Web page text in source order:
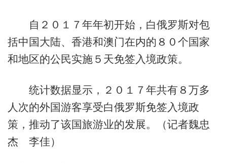
自２０１７年年初开始，白俄罗斯对包
括中国大陆、香港和澳门在内的８０个国家
和地区的公民实施５天免签入境政策。
统计数据显示，２０１７年共有８万多
人次的外国游客享受白俄罗斯免签入境政
策，推动了该国旅游业的发展。（记者魏忠
杰 李佳）